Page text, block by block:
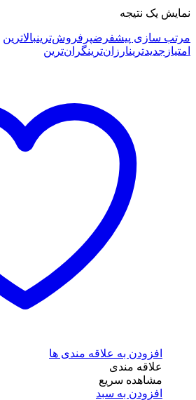
نمایش یک نتیجه
مرتب سازی پیشفرضپرفروش‌ترینبالاترین
امتیاز جدیدترینارزان‌ترینگران‌ترین
افزودن به علاقه مندی ها
علاقه مندی
مشاهده سریع
افزودن به سبد